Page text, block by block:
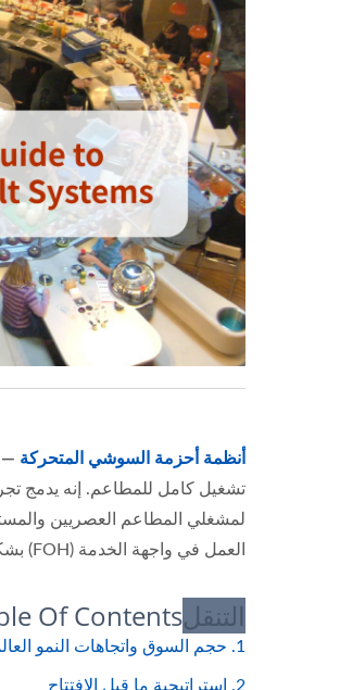
أنظمة أحزمة السوشي المتحركة —
تشغيل كامل للمطاعم. إنه يدمج
لمشغلي المطاعم العصريين
العمل في واجهة الخدمة (FOH) بشكل كبير، وضمان استقرار الإنتاجية التشغيلية خلال ساعات الذروة، وتوليد عائد قابل للقياس على الاستثمار.
التنقلOf Contents
1. حجم السوق واتجاهات النمو العالمية
2. استراتيجية ما قبل الافتتاح